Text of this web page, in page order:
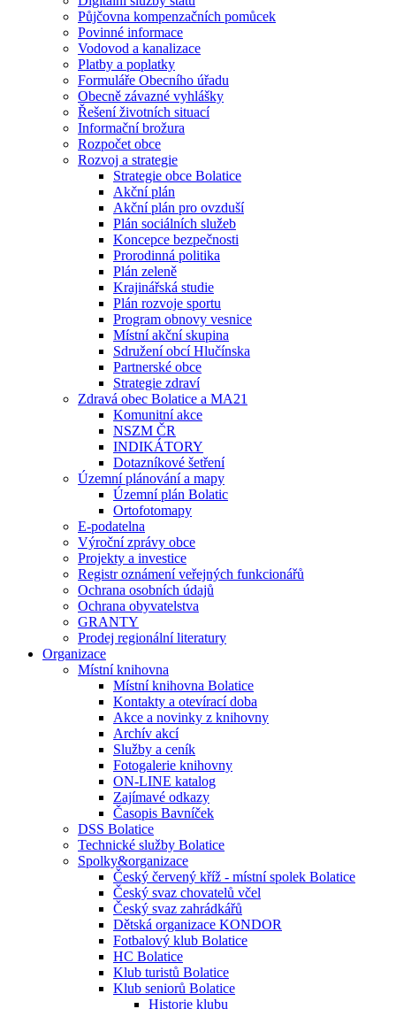
Půjčovna kompenzačních pomůcek
Povinné informace
Vodovod a kanalizace
Platby a poplatky
Formuláře Obecního úřadu
Obecně závazné vyhlášky
Řešení životních situací
Informační brožura
Rozpočet obce
Rozvoj a strategie
Strategie obce Bolatice
Akční plán
Akční plán pro ovzduší
Plán sociálních služeb
Koncepce bezpečnosti
Prorodinná politika
Plán zeleně
Krajinářská studie
Plán rozvoje sportu
Program obnovy vesnice
Místní akční skupina
Sdružení obcí Hlučínska
Partnerské obce
Strategie zdraví
Zdravá obec Bolatice a MA21
Komunitní akce
NSZM ČR
INDIKÁTORY
Dotazníkové šetření
Územní plánování a mapy
Územní plán Bolatic
Ortofotomapy
E-podatelna
Výroční zprávy obce
Projekty a investice
Registr oznámení veřejných funkcionářů
Ochrana osobních údajů
Ochrana obyvatelstva
GRANTY
Prodej regionální literatury
Organizace
Místní knihovna
Místní knihovna Bolatice
Kontakty a otevírací doba
Akce a novinky z knihovny
Archív akcí
Služby a ceník
Fotogalerie knihovny
ON-LINE katalog
Zajímavé odkazy
Časopis Bavníček
DSS Bolatice
Technické služby Bolatice
Spolky&organizace
Český červený kříž - místní spolek Bolatice
Český svaz chovatelů včel
Český svaz zahrádkářů
Dětská organizace KONDOR
Fotbalový klub Bolatice
HC Bolatice
Klub turistů Bolatice
Klub seniorů Bolatice
Historie klubu